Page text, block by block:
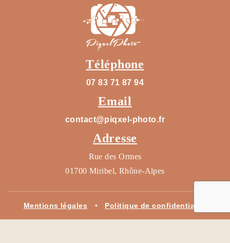
Téléphone
07 83 71 87 94
Email
contact@piqxel-photo.fr
Adresse
Rue des Ormes
01700 Miribel, Rhône-Alpes
Mentions légales • Politique de confidentialité